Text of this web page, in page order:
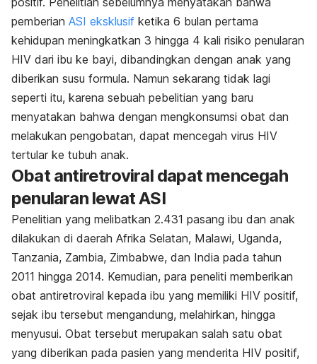
pemberian ASI eksklusif ketika 6 bulan pertama
kehidupan meningkatkan 3 hingga 4 kali risiko penularan
HIV dari ibu ke bayi, dibandingkan dengan anak yang
diberikan susu formula. Namun sekarang tidak lagi
seperti itu, karena sebuah pebelitian yang baru
menyatakan bahwa dengan mengkonsumsi obat dan
melakukan pengobatan, dapat mencegah virus HIV
tertular ke tubuh anak.
Obat antiretroviral dapat mencegah
penularan lewat ASI
Penelitian yang melibatkan 2.431 pasang ibu dan anak
dilakukan di daerah Afrika Selatan, Malawi, Uganda,
Tanzania, Zambia, Zimbabwe, dan India pada tahun
2011 hingga 2014. Kemudian, para peneliti memberikan
obat antiretroviral kepada ibu yang memiliki HIV positif,
sejak ibu tersebut mengandung, melahirkan, hingga
menyusui. Obat tersebut merupakan salah satu obat
yang diberikan pada pasien yang menderita HIV positif,